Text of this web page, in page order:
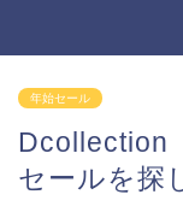
年始セール
Dcollection
セールを探